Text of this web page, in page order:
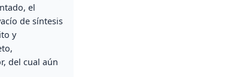
el
de síntesis
y
del cual aún